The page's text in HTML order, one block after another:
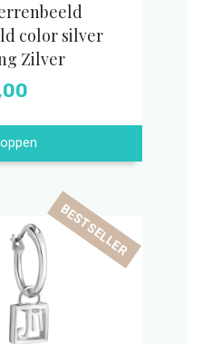
color silver
Zilver
BESTSELLER